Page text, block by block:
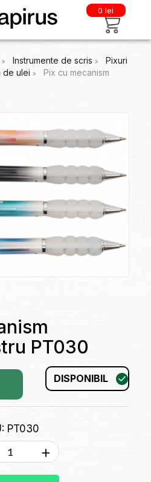
0 lei
Instrumente de scris
Pixuri
de ulei
Pix cu mecanism
PT030
DISPONIBIL
PT030
+